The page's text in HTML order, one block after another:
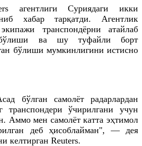
агентлиги Суриядаги икки
хабар тарқатди. Агентлик
транспондёрни атайлаб
ва шу туфайли борт
бўлиши мумкинлигини истисно
бўлган самолёт радарлардан
транспондери ўчирилгани учун
Аммо мен самолёт катта эҳтимол
деб ҳисоблайман", — дея
келтирган Reuters.